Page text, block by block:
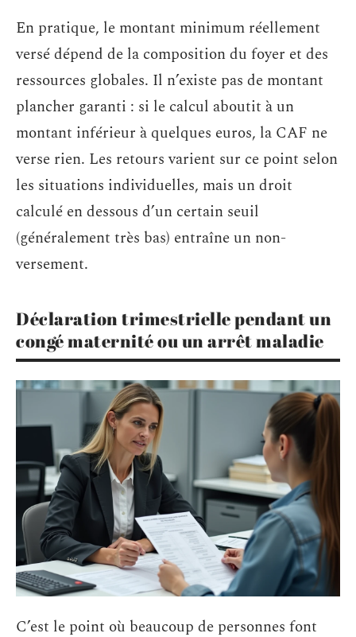
En pratique, le montant minimum réellement
versé dépend de la composition du foyer et des
ressources globales. Il n’existe pas de montant
plancher garanti : si le calcul aboutit à un
montant inférieur à quelques euros, la CAF ne
verse rien. Les retours varient sur ce point selon
les situations individuelles, mais un droit
calculé en dessous d’un certain seuil
(généralement très bas) entraîne un non-
versement.
Déclaration trimestrielle pendant un
congé maternité ou un arrêt maladie
C’est le point où beaucoup de personnes font